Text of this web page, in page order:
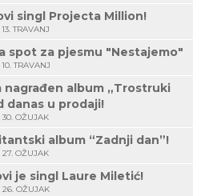
singl Projecta Million!
13. TRAVANJ
spot za pjesmu "Nestajemo"
10. TRAVANJ
nagrađen album „Trostruki
danas u prodaji!
30. OŽUJAK
album “Zadnji dan”!
27. OŽUJAK
je singl Laure Miletić!
26. OŽUJAK